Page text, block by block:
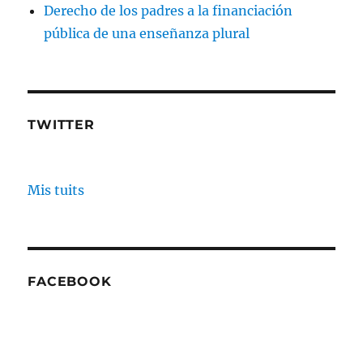
Derecho de los padres a la financiación
pública de una enseñanza plural
TWITTER
Mis tuits
FACEBOOK